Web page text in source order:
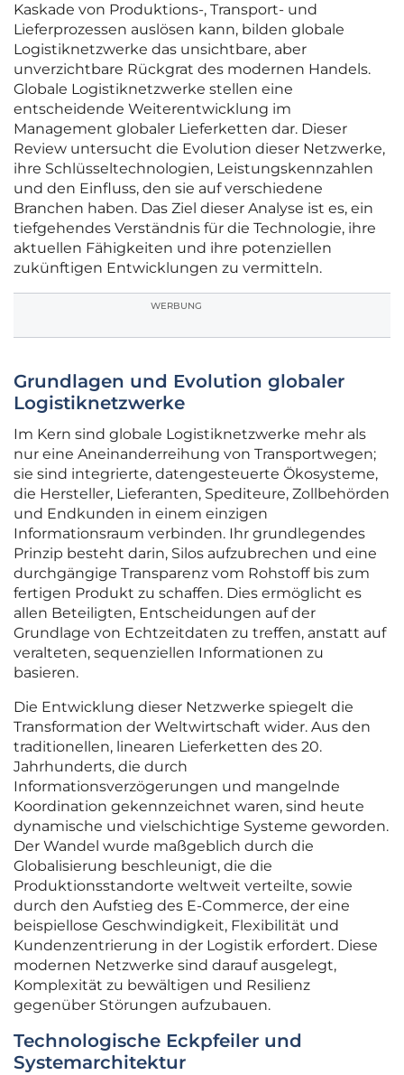
Kaskade von Produktions-, Transport- und
Lieferprozessen auslösen kann, bilden globale
Logistiknetzwerke das unsichtbare, aber
unverzichtbare Rückgrat des modernen Handels.
Globale Logistiknetzwerke stellen eine
entscheidende Weiterentwicklung im
Management globaler Lieferketten dar. Dieser
Review untersucht die Evolution dieser Netzwerke,
ihre Schlüsseltechnologien, Leistungskennzahlen
und den Einfluss, den sie auf verschiedene
Branchen haben. Das Ziel dieser Analyse ist es, ein
tiefgehendes Verständnis für die Technologie, ihre
aktuellen Fähigkeiten und ihre potenziellen
zukünftigen Entwicklungen zu vermitteln.
WERBUNG
Grundlagen und Evolution globaler
Logistiknetzwerke
Im Kern sind globale Logistiknetzwerke mehr als
nur eine Aneinanderreihung von Transportwegen;
sie sind integrierte, datengesteuerte Ökosysteme,
die Hersteller, Lieferanten, Spediteure, Zollbehörden
und Endkunden in einem einzigen
Informationsraum verbinden. Ihr grundlegendes
Prinzip besteht darin, Silos aufzubrechen und eine
durchgängige Transparenz vom Rohstoff bis zum
fertigen Produkt zu schaffen. Dies ermöglicht es
allen Beteiligten, Entscheidungen auf der
Grundlage von Echtzeitdaten zu treffen, anstatt auf
veralteten, sequenziellen Informationen zu
basieren.
Die Entwicklung dieser Netzwerke spiegelt die
Transformation der Weltwirtschaft wider. Aus den
traditionellen, linearen Lieferketten des 20.
Jahrhunderts, die durch
Informationsverzögerungen und mangelnde
Koordination gekennzeichnet waren, sind heute
dynamische und vielschichtige Systeme geworden.
Der Wandel wurde maßgeblich durch die
Globalisierung beschleunigt, die die
Produktionsstandorte weltweit verteilte, sowie
durch den Aufstieg des E-Commerce, der eine
beispiellose Geschwindigkeit, Flexibilität und
Kundenzentrierung in der Logistik erfordert. Diese
modernen Netzwerke sind darauf ausgelegt,
Komplexität zu bewältigen und Resilienz
gegenüber Störungen aufzubauen.
Technologische Eckpfeiler und
Systemarchitektur